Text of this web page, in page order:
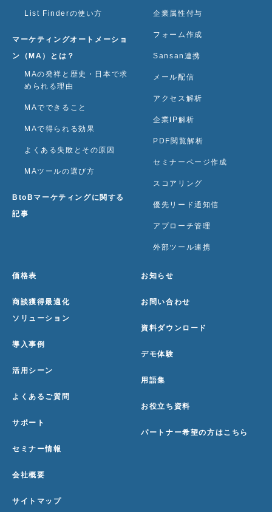
List Finderの使い方
マーケティングオートメーショ
ン（MA）とは？
MAの発祥と歴史・日本で求
められる理由
MAでできること
MAで得られる効果
よくある失敗とその原因
MAツールの選び方
BtoBマーケティングに関する
記事
企業属性付与
フォーム作成
Sansan連携
メール配信
アクセス解析
企業IP解析
PDF閲覧解析
セミナーページ作成
スコアリング
優先リード通知信
アプローチ管理
外部ツール連携
価格表
商談獲得最適化
ソリューション
導入事例
活用シーン
よくあるご質問
サポート
セミナー情報
会社概要
サイトマップ
お知らせ
お問い合わせ
資料ダウンロード
デモ体験
用語集
お役立ち資料
パートナー希望の方はこちら